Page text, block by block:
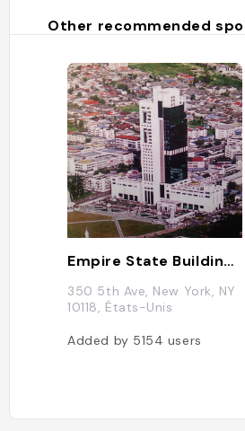
Other recommended
Empire State Building - Virgo Business Centers
350 5th Ave, New York, NY
10118, États-Unis
Added by 5154 users